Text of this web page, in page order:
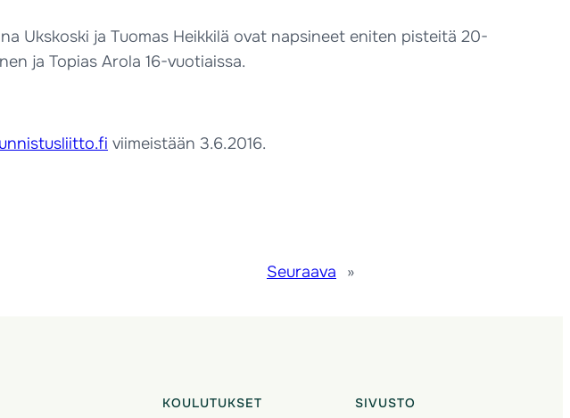
Ukskoski ja Tuomas Heikkilä ovat napsineet eniten pisteitä 20-
ja Topias Arola 16-vuotiaissa.
viimeistään 3.6.2016.
Seuraava »
KOULUTUKSET SIVUSTO